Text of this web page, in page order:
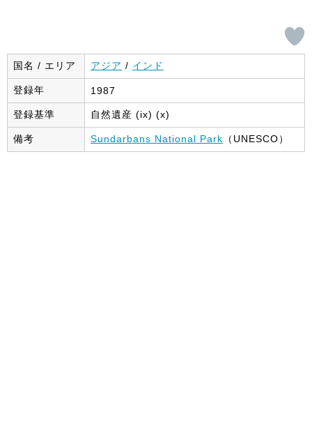
国名 / エリア アジア / インド
登録年 1987
登録基準 自然遺産 (ix) (x)
備考 Sundarbans National Park （UNESCO）